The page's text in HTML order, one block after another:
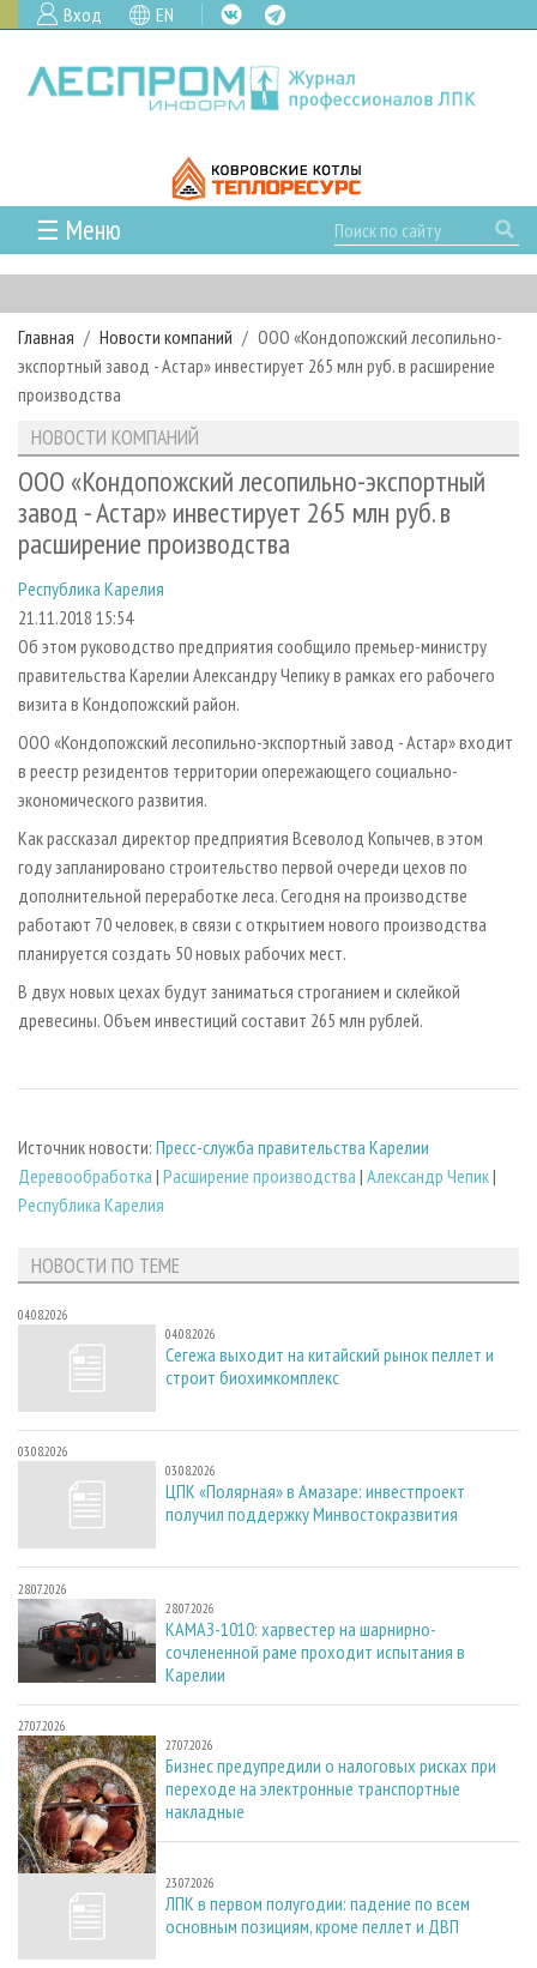
Вход EN
☰ Меню
ГЛАВНАЯ
РУБРИКИ И ТЕМЫ
РУБРИКИ ЖУРНАЛА
ЛЕСНОЕ ХОЗЯЙСТВО
ЛЕСОЗАГОТОВКА
ЛЕСОПИЛЕНИЕ
ДЕРЕВООБРАБОТКА
СУШКА ДРЕВЕСИНЫ
ПРОИЗВОДСТВО ДРЕВЕСНЫХ ПЛИТ
ДЕРЕВЯННОЕ ДОМОСТРОЕНИЕ
ПРОИЗВОДСТВО МЕБЕЛИ
БИОЭНЕРГЕТИКА
ЦБП
ИНСТРУМЕНТ И МАТЕРИАЛЫ
НОВОСТИ
КАЛЕНДАРЬ СОБЫТИЙ
НОВОСТИ ЛПК
НОВОСТИ ЖУРНАЛА
НОВОСТИ КОМПАНИЙ
ПРОЕКТЫ ЛПИ
АНАЛИТИКА
ПРЕДПРИЯТИЯ ЛПК
ЛЕСНЫЕ РЕГИОНЫ РОССИИ
ПЕРСОНЫ
МОБИЛЬНЫЕ ВЫСТАВКИ
ПРИОРИТЕТНЫЕ ИНВЕСТПРОЕКТЫ
RUSSIAN FORESTRY REVIEW
ГАЗЕТА ЛЕСПРОМФОРУМ
БИБЛИОТЕКА СПЕЦИАЛИСТА
АРХИВ
АРХИВ ЖУРНАЛОВ
СТАТЬИ
О ЖУРНАЛЕ
ПОДПИСКА
КОНТАКТЫ
РЕКЛАМОДАТЕЛЯМ
РЕКЛАМА
РЕКЛАМА НА САЙТЕ
Главная Новости компаний
ООО «Кондопожский лесопильно-
экспортный завод - Астар» инвестирует 265 млн руб. в расширение
производства
НОВОСТИ КОМПАНИЙ
ООО «Кондопожский лесопильно-экспортный
завод - Астар» инвестирует 265 млн руб. в
расширение производства
Республика Карелия
21.11.2018 15:54
Об этом руководство предприятия сообщило премьер-министру
правительства Карелии Александру Чепику в рамках его рабочего
визита в Кондопожский район.
ООО «Кондопожский лесопильно-экспортный завод - Астар» входит
в реестр резидентов территории опережающего социально-
экономического развития.
Как рассказал директор предприятия Всеволод Копычев, в этом
году запланировано строительство первой очереди цехов по
дополнительной переработке леса. Сегодня на производстве
работают 70 человек, в связи с открытием нового производства
планируется создать 50 новых рабочих мест.
В двух новых цехах будут заниматься строганием и склейкой
древесины. Объем инвестиций составит 265 млн рублей.
Источник новости: Пресс-служба правительства Карелии
Деревообработка | Расширение производства | Александр Чепик|
Республика Карелия
НОВОСТИ ПО ТЕМЕ
04.08.2026
04.08.2026
Сегежа выходит на китайский рынок пеллет и
строит биохимкомплекс
03.08.2026
03.08.2026
ЦПК «Полярная» в Амазаре: инвестпроект
получил поддержку Минвостокразвития
28.07.2026
28.07.2026
КАМАЗ-1010: харвестер на шарнирно-
сочлененной раме проходит испытания в
Карелии
27.07.2026
27.07.2026
Бизнес предупредили о налоговых рисках при
переходе на электронные транспортные
накладные
23.07.2026
23.07.2026
ЛПК в первом полугодии: падение по всем
основным позициям, кроме пеллет и ДВП